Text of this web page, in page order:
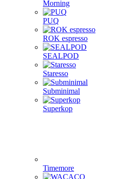
Morning
PUQ
ROK espresso
SEALPOD
Staresso
Subminimal
Superkop
Timemore